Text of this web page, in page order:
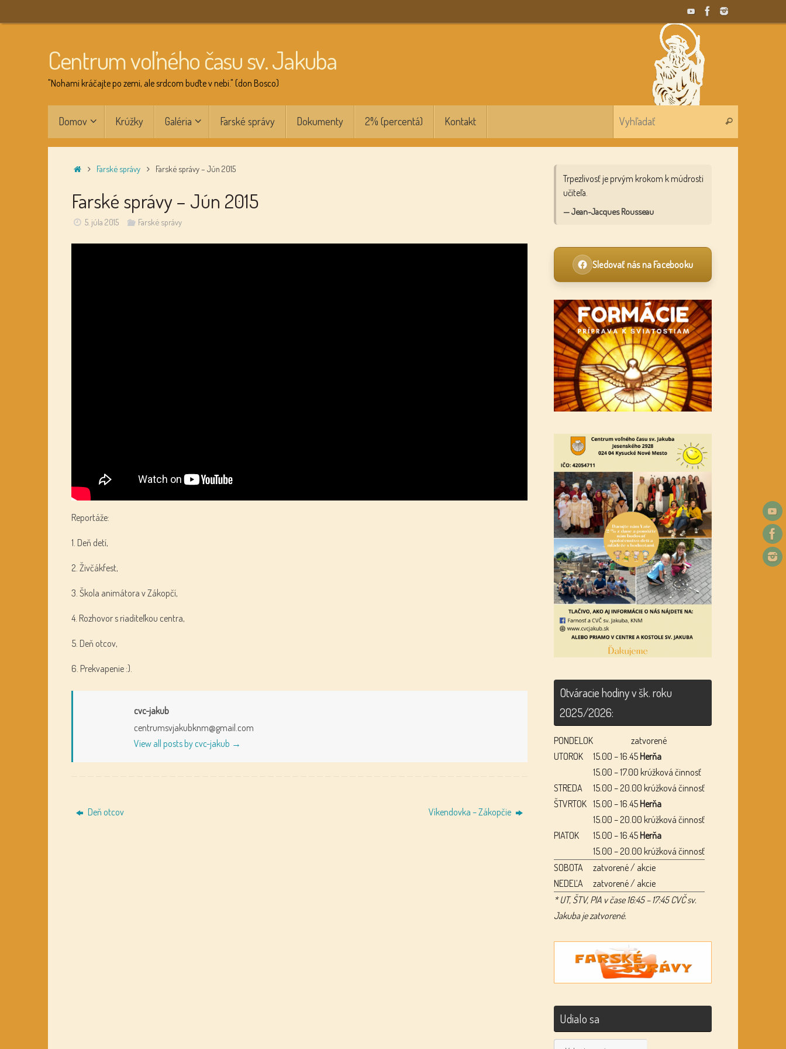
to
Centrum voľného času sv. Jakuba
"Nohami kráčajte po zemi, ale srdcom buďte v nebi." (don Bosco)
Domov Krúžky Galéria Farské správy Dokumenty 2% (percentá) Kontakt Vyhľadať
HomeFarské správy Farské správy – Jún 2015
Farské správy – Jún 2015
5. júla 2015 Farské správy
Reportáže:
1. Deň detí,
2. Živčákfest,
3. Škola animátora v Zákopčí,
4. Rozhovor s riaditeľkou centra,
5. Deň otcov,
6. Prekvapenie :).
cvc-jakub
centrumsvjakubknm@gmail.com
View all posts by cvc-jakub →
Deň otcov Víkendovka – Zákopčie
Trpezlivosť je prvým krokom k múdrosti
učiteľa.
— Jean-Jacques Rousseau
Sledovať nás na Facebooku
Otváracie hodiny v šk. roku
2025/2026:
PONDELOK
zatvorené
UTOROK
15.00 – 16.45Herňa
15.00 – 17.00 krúžková činnosť
STREDA
15.00 – 20.00 krúžková činnosť
ŠTVRTOK 15.00 – 16.45Herňa
15.00 – 20.00 krúžková činnosť
PIATOK
15.00 – 16.45Herňa
15.00 – 20.00 krúžková činnosť
SOBOTA
zatvorené / akcie
NEDEĽA
zatvorené / akcie
* UT, ŠTV, PIA v čase 16:45 – 17:45 CVČ sv.
Jakuba je zatvorené.
Udialo sa
Udialo